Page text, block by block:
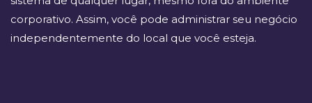
corporativo. Assim, você pode administrar seu negócio
independentemente do local que você esteja.